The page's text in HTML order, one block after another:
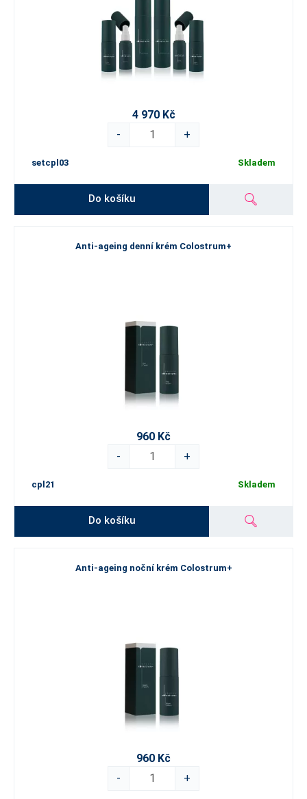
4 970 Kč
-
+
setcpl03 Skladem
Do košíku
Anti-ageing denní krém Colostrum+
960 Kč
-
+
cpl21 Skladem
Do košíku
Anti-ageing noční krém Colostrum+
960 Kč
-
+